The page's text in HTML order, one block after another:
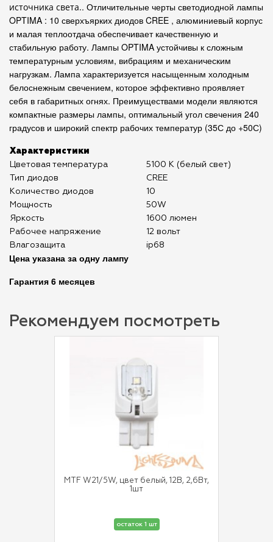
источника света.. Отличительные черты светодиодной лампы
OPTIMA : 10 сверхъярких диодов CREE , алюминиевый корпус
и малая теплоотдача обеспечивает качественную и
стабильную работу. Лампы OPTIMA устойчивы к сложным
температурным условиям, вибрациям и механическим
нагрузкам. Лампа характеризуется насыщенным холодным
белоснежным свечением, которое эффективно проявляет
себя в габаритных огнях. Преимуществами модели являются
компактные размеры лампы, оптимальный угол свечения 240
градусов и широкий спектр рабочих температур (35С до +50С)
Характеристики
Цветовая температура
5100 К (белый свет)
Тип диодов
CREE
Количество диодов
10
Мощность
50W
Яркость
1600 люмен
Рабочее напряжение
12 вольт
Влагозащита
ip68
Цена указана за одну лампу
Гарантия 6 месяцев
Рекомендуем посмотреть
MTF W21/5W, цвет белый, 12В, 2,6Вт,
1шт
остаток 1 шт